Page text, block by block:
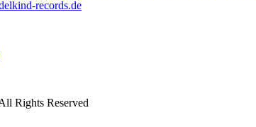
Rights Reserved